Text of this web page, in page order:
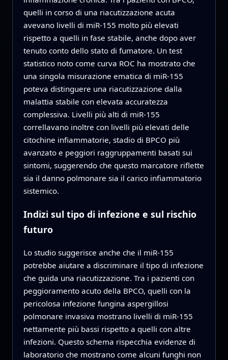
quelli in corso di una riacutizzazione acuta
avevano livelli di miR-155 molto più elevati
rispetto a quelli in fase stabile, anche dopo aver
tenuto conto dello stato di fumatore. Un test
statistico noto come curva ROC ha mostrato che
una singola misurazione ematica di miR-155
poteva distinguere una riacutizzazione dalla
malattia stabile con elevata accuratezza
complessiva. Livelli più alti di miR-155
correllavano inoltre con livelli più elevati delle
citochine infiammatorie, stadio di BPCO più
avanzato e peggiori raggruppamenti basati sui
sintomi, suggerendo che questo marcatore riflette
sia il danno polmonare sia il carico infiammatorio
sistemico.
Indizi sul tipo di infezione e sul rischio
futuro
Lo studio suggerisce anche che il miR-155
potrebbe aiutare a discriminare il tipo di infezione
che guida una riacutizzazione. Tra i pazienti con
peggioramento acuto della BPCO, quelli con la
pericolosa infezione fungina aspergillosi
polmonare invasiva mostrano livelli di miR-155
nettamente più bassi rispetto a quelli con altre
infezioni. Questo schema rispecchia evidenze di
laboratorio che mostrano come alcuni funghi non